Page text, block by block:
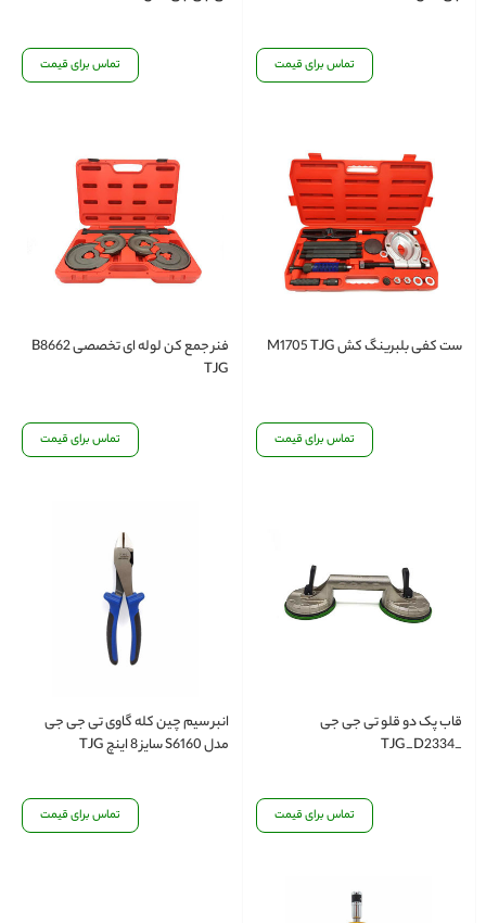
تماس برای قیمت تماس برای قیمت
ست کفی بلبرینگ کش M1705 TJG
تماس برای قیمت
فنر جمع کن لوله ای تخصصی B8662
TJG
تماس برای قیمت
قاب پک دو قلو تی جی جی
_TJG_D2334
تماس برای قیمت
انبر سیم چین کله گاوی تی جی جی
مدل S6160 سایز 8 اینچ TJG
تماس برای قیمت